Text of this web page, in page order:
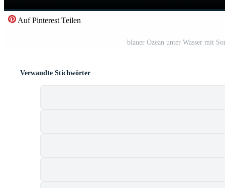
Auf Pinterest Teilen
blauer Ozean unter Wasser mit
Verwandte Stichwörter